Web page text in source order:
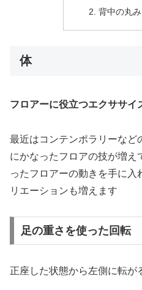
背中の丸
体
フロアーに役立つエクササイ
最近はコンテンポラリーなど
にかなったフロアの技が増え
ったフロアーの動きを手に
リエーションも増えます
足の重さを使った回転
正座した状態から左側に転が